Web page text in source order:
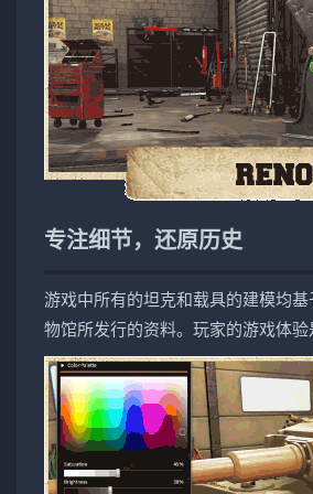
专注细节，还原历史
游戏中所有的坦克和载具的建模均
物馆所发行的资料。玩家的游戏体验